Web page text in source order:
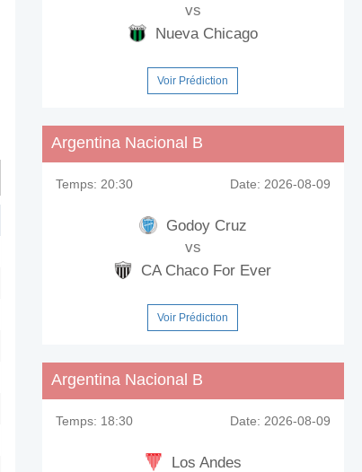
vs
Nueva Chicago
Voir Prédiction
Argentina Nacional B
Temps: 20:30 Date: 2026-08-09
Godoy Cruz
vs
CA Chaco For Ever
Voir Prédiction
Argentina Nacional B
Temps: 18:30 Date: 2026-08-09
Los Andes